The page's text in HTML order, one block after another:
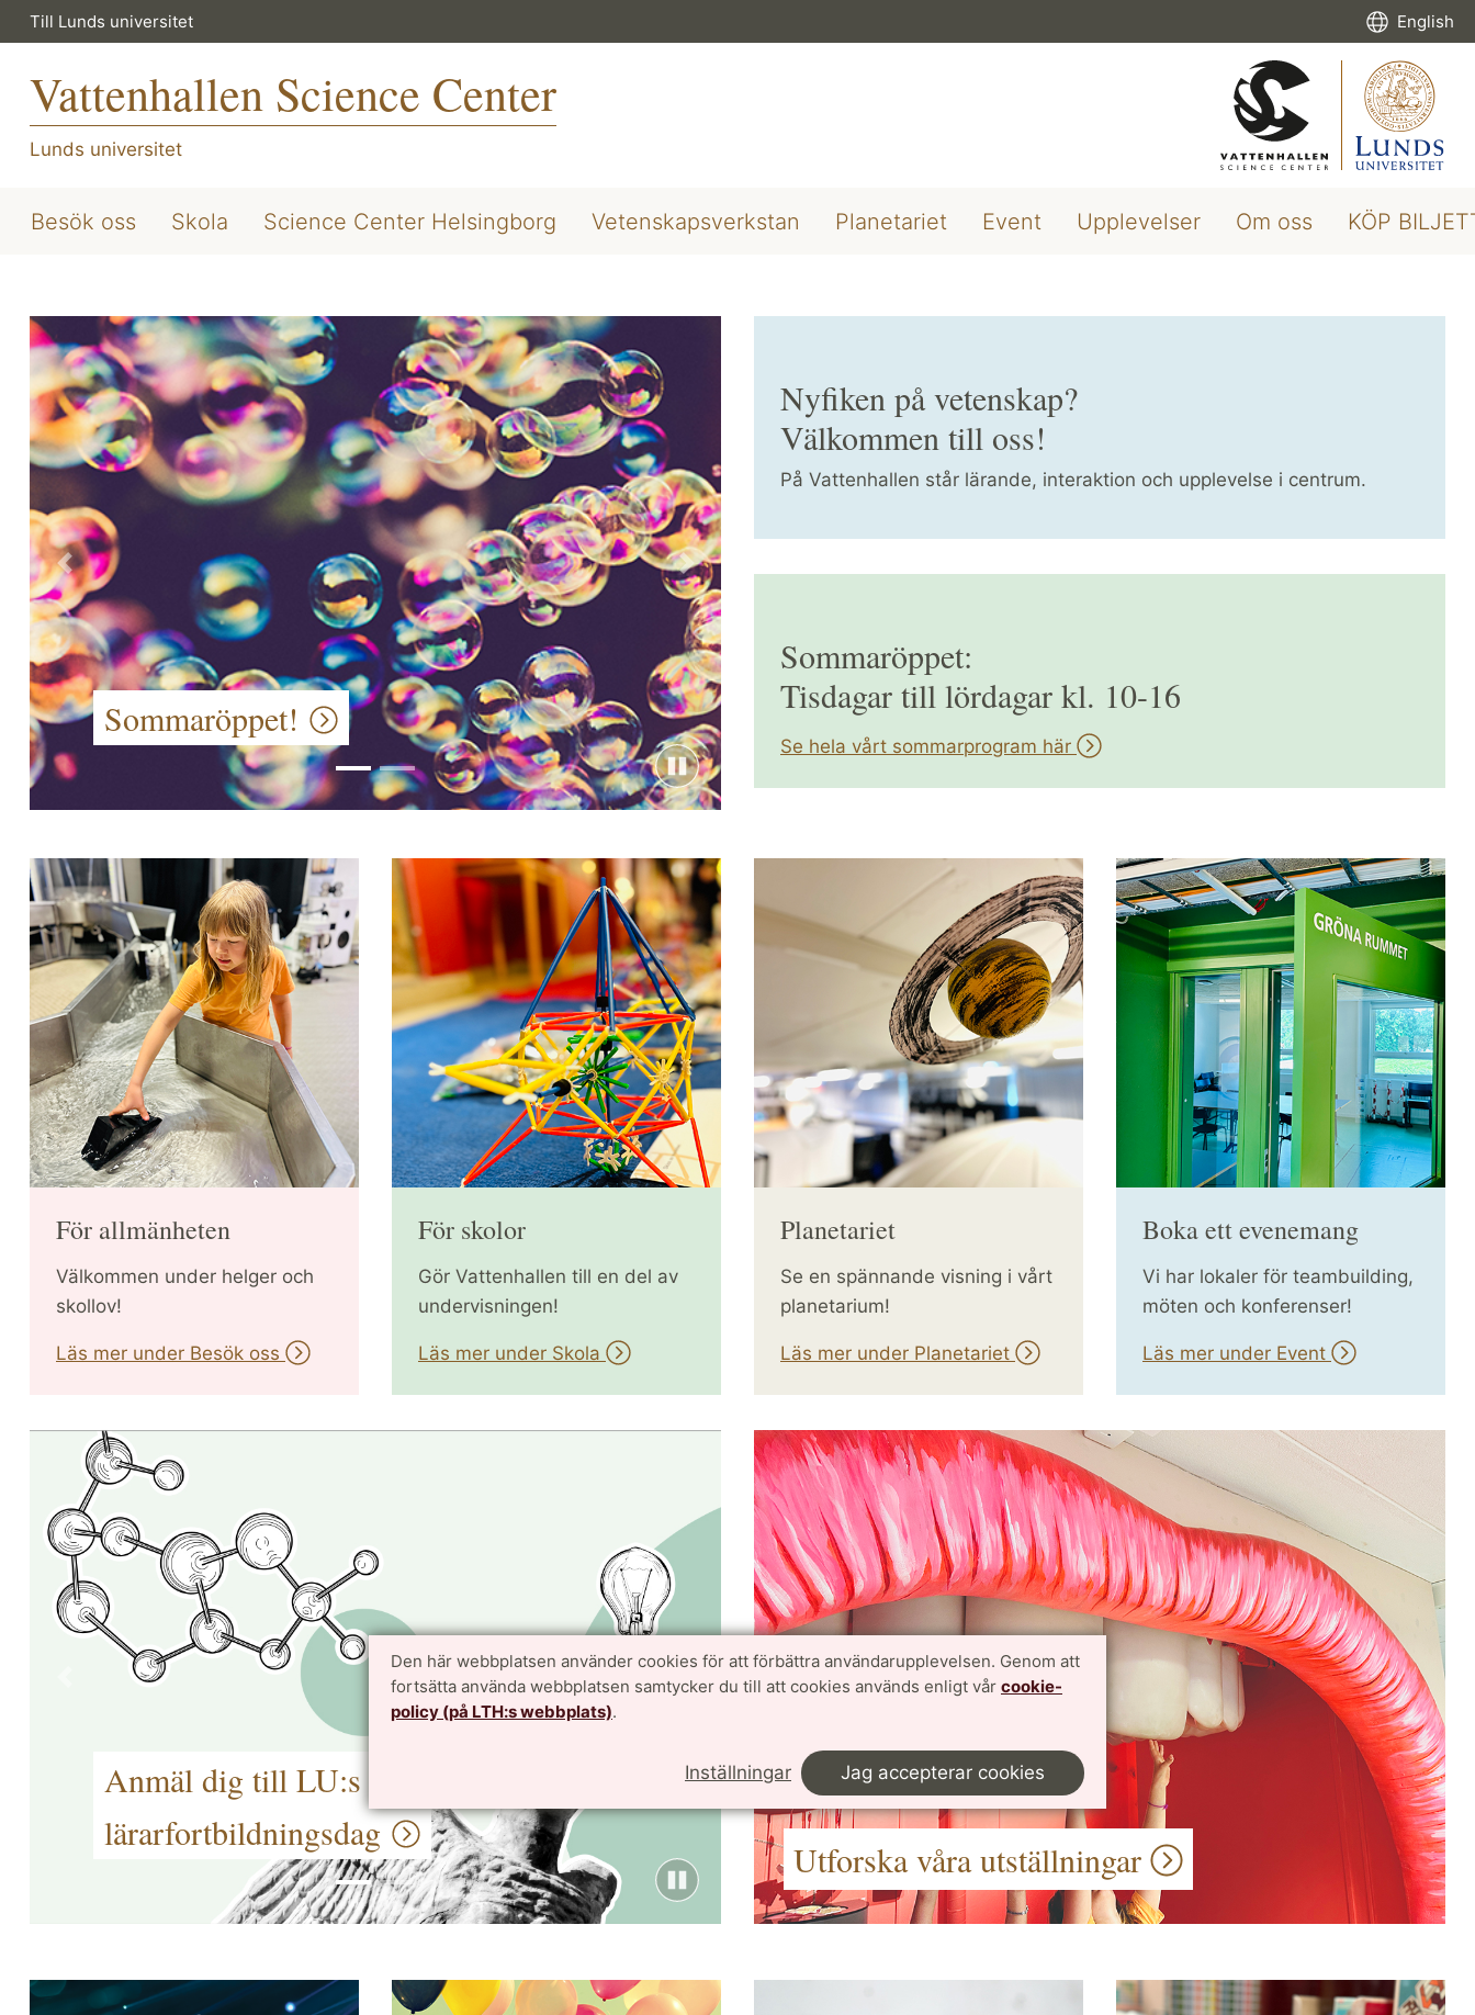
Den här webbplatsen använder cookies för att förbättra användarupplevelsen. Genom att
fortsätta använda webbplatsen samtycker du till att cookies används enligt vår cookie-
policy (på LTH:s webbplats).
Inställningar Jag accepterar cookies
Till Lunds universitet English
Vattenhallen Science Center
Lunds universitet
Besök oss Skola Science Center Helsingborg Vetenskapsverkstan Planetariet Event Upplevelser Om oss KÖP
Ursäkta röran! Innergården byggs om!
Förra Nästa
Nyfiken på vetenskap?
Välkommen till oss!
På Vattenhallen står lärande, interaktion och upplevelse i centrum.
Sommaröppet:
Tisdagar till lördagar kl. 10-16
Se hela vårt sommarprogram här
För allmänheten
Välkommen under helger och
skollov!
Läs mer under Besök oss
För skolor
Gör Vattenhallen till en del av
undervisningen!
Läs mer under Skola
Planetariet
Se en spännande visning i vårt
planetarium!
Läs mer under Planetariet
Boka ett evenemang
Vi har lokaler för teambuilding,
möten och konferenser!
Läs mer under Event
Möt oss på Science Center Helsingborg
Nästa
Utforska våra utställningar